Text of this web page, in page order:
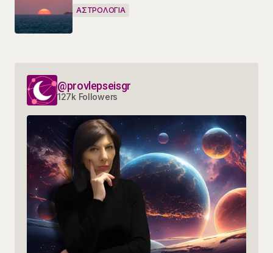
ΑΣΤΡΟΛΟΓΙΑ
@provlepseisgr
127k Followers